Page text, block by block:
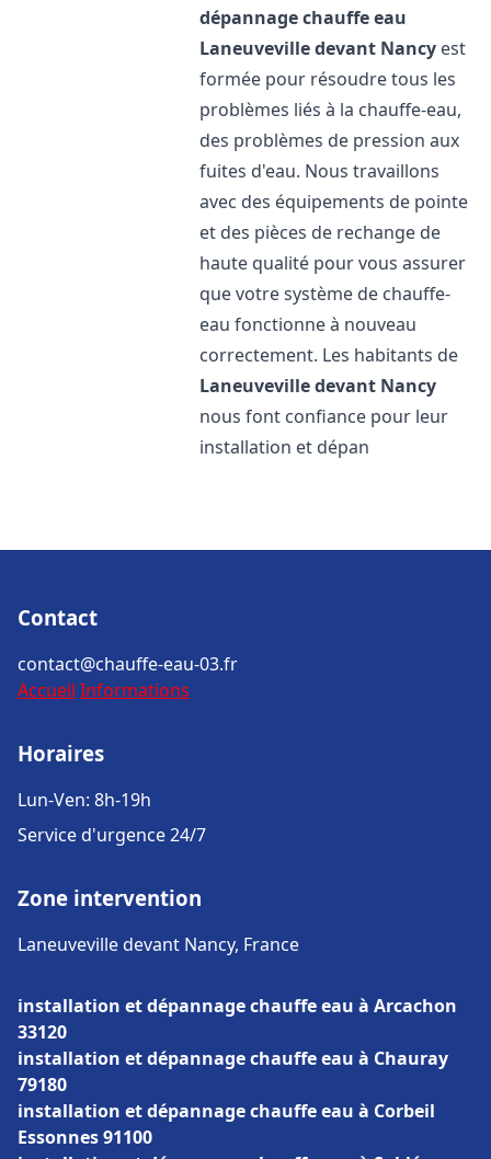
dépannage chauffe eau
Laneuveville devant Nancy est
formée pour résoudre tous les
problèmes liés à la chauffe-eau,
des problèmes de pression aux
fuites d'eau. Nous travaillons
avec des équipements de pointe
et des pièces de rechange de
haute qualité pour vous assurer
que votre système de chauffe-
eau fonctionne à nouveau
correctement. Les habitants de
Laneuveville devant Nancy
nous font confiance pour leur
installation et dépan
Contact
contact@chauffe-eau-03.fr
Accueil Informations
Horaires
Lun-Ven: 8h-19h
Service d'urgence 24/7
Zone intervention
Laneuveville devant Nancy, France
installation et dépannage chauffe eau à Arcachon
33120
installation et dépannage chauffe eau à Chauray
79180
installation et dépannage chauffe eau à Corbeil
Essonnes 91100